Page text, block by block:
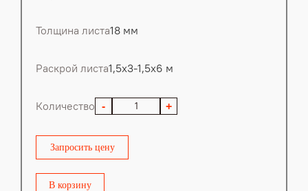
Толщина листа18 мм
Раскрой листа1,5х3-1,5х6 м
Количество - +
Запросить цену
В корзину